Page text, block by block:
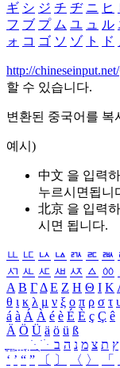
ギ シ ジ チ ヂ ニ ヒ
フ ブ プ ム ユ ュ ル
ォ コ ゴ ソ ゾ ト ド
http://chineseinput.net/
할 수 있습니다.
변환된 중국어를 복
예시)
中文 을 입력
누르시면됩니
北京 을 입력
시면 됩니다.
ㅥ ㅦ ㅧ ㅨ ㅩ ㅪ ㅫ
ㅺ ㅻ ㅼ ㅽ ㅾ ㅿ ㆀ
Α Β ΓΔ Ε Ζ Η Θ Ι Κ
θ ι κ λ μ ν ξ ο π ρ σ τ
á à Á À é è É È ç Ç ê
Ä Ö Ü ä ö ü ß
ִֶֹ ֻּ ׁׂ ץ ת צ מ נ ה ב
‘ ’ “ ” 〔 〕 〈 〉 「